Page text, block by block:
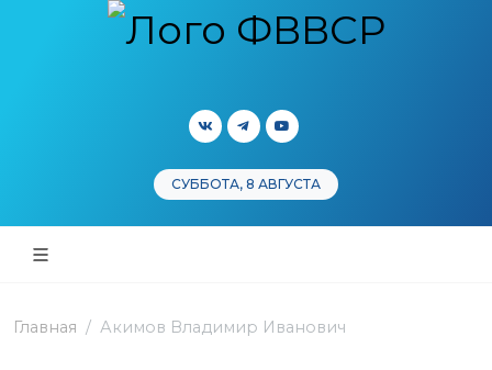
СУББОТА, 8 АВГУСТА
Главная Акимов Владимир Иванович